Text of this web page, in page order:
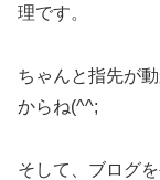
理です。
ちゃんと指先が
からね(^^;
そして、ブログ